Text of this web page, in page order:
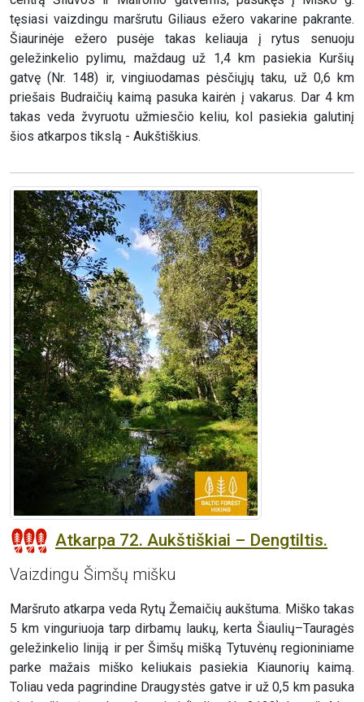
tęsiasi vaizdingu maršrutu Giliaus ežero vakarine pakrante.
Šiaurinėje ežero pusėje takas keliauja į rytus senuoju
geležinkelio pylimu, maždaug už 1,4 km pasiekia Kuršių
gatvę (Nr. 148) ir, vingiuodamas pėsčiųjų taku, už 0,6 km
priešais Budraičių kaimą pasuka kairėn į vakarus. Dar 4 km
takas veda žvyruotu užmiesčio keliu, kol pasiekia galutinį
šios atkarpos tikslą - Aukštiškius.
Atkarpa 72. Aukštiškiai – Dengtiltis.
Vaizdingu Šimšų mišku
Maršruto atkarpa veda Rytų Žemaičių aukštuma. Miško takas
5 km vinguriuoja tarp dirbamų laukų, kerta Šiaulių–Tauragės
geležinkelio liniją ir per Šimšų mišką Tytuvėnų regioniniame
parke mažais miško keliukais pasiekia Kiaunorių kaimą.
Toliau veda pagrindine Draugystės gatve ir už 0,5 km pasuka